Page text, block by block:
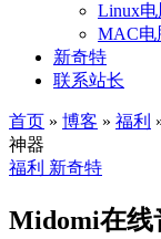
Linux电
MAC电
新奇特
联系站长
首页 » 博客 » 福利
神器
福利 新奇特
Midomi在线